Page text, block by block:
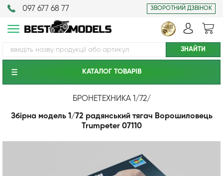
097 677 68 77 ЗВОРОТНИЙ ДЗВІНОК
КАТАЛОГ ТОВАРIВ
БРОНЕТЕХНИКА 1/72/
Збірна модель 1/72 радянський тягач Ворошиловець
Trumpeter 07110